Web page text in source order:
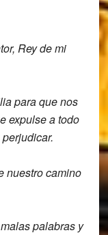
Reyde mi
para que nos
expulse a todo
nuestro camino
malas palabras y